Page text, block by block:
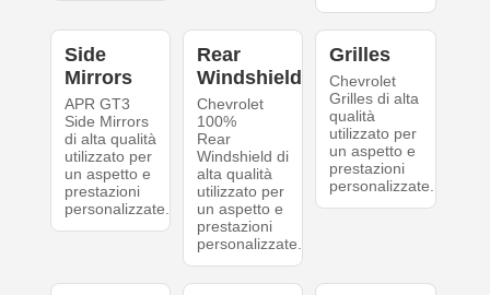
Side
Mirrors
APR GT3
Side Mirrors
di alta qualità
utilizzato per
un aspetto e
prestazioni
personalizzate.
Rear
Windshield
Chevrolet
100%
Rear
Windshield di
alta qualità
utilizzato per
un aspetto e
prestazioni
personalizzate.
Grilles
Chevrolet
Grilles di alta
qualità
utilizzato per
un aspetto e
prestazioni
personalizzate.